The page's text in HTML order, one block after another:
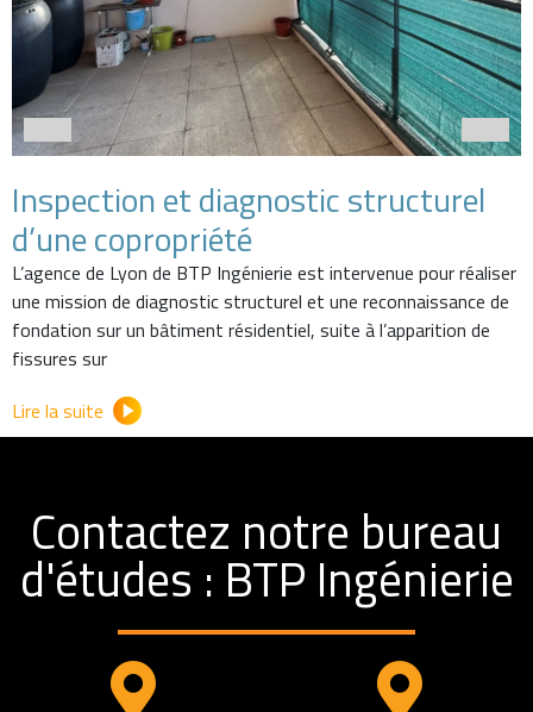
Inspection et diagnostic structurel
d’une copropriété
L’agence de Lyon de BTP Ingénierie est intervenue pour réaliser
une mission de diagnostic structurel et une reconnaissance de
fondation sur un bâtiment résidentiel, suite à l’apparition de
fissures sur
Lire la suite
Contactez notre bureau
d'études : BTP Ingénierie